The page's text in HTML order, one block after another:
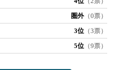
圏外（0票）
3位 （3票）
5位 （9票）